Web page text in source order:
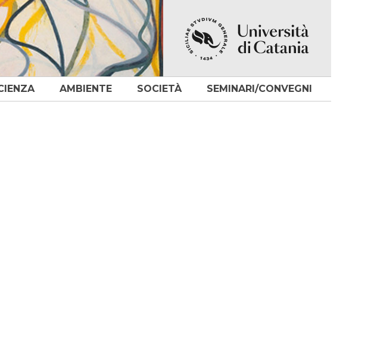
AMBIENTE SOCIETÀ SEMINARI/CONVEGNI